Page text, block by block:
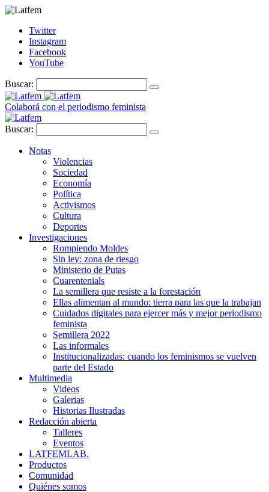
Twitter
Instagram
Facebook
YouTube
Buscar:
Colaborá con el periodismo feminista
Buscar:
Notas
Violencias
Sociedad
Economía
Política
Activismos
Cultura
Deportes
Investigaciones
Rompiendo Moldes
Sin ley: zona de riesgo
Ministerio de Putas
Cuarentenials
La semillera que resiste a la forestación
Ellas alimentan al mundo: tierra para las que la trabajan
Cuidados digitales para ejercer más y mejor periodismo
feminista
Semillera 2022
Las informales
Institucionalizadas: cuando los feminismos se vuelven
parte del Estado
Multimedia
Videos
Galerias
Historias Ilustradas
Redacción abierta
Talleres
Eventos
LATFEMLAB.
Productos
Comunidad
Quiénes somos